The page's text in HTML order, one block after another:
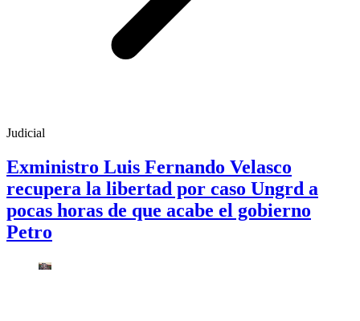
Judicial
Exministro Luis Fernando Velasco
recupera la libertad por caso Ungrd a
pocas horas de que acabe el gobierno
Petro